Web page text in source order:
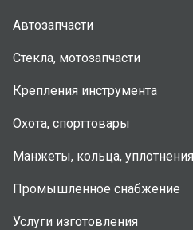
Автозапчасти
Стекла, мотозапчасти
Крепления инструмента
Охота, спорттовары
Манжеты, кольца, уплотнения
Промышленное снабжение
Услуги изготовления